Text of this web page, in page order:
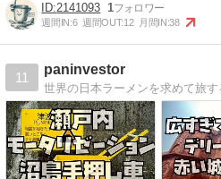
2141093 1
週間IN:6 週間OUT:12 月間IN:38
11
paninvestor
世界の日本ラーメンを求めて旅